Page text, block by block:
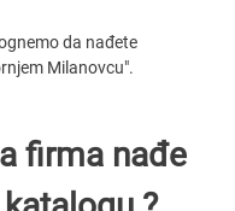
da nađete
Milanovcu".
firma nađe